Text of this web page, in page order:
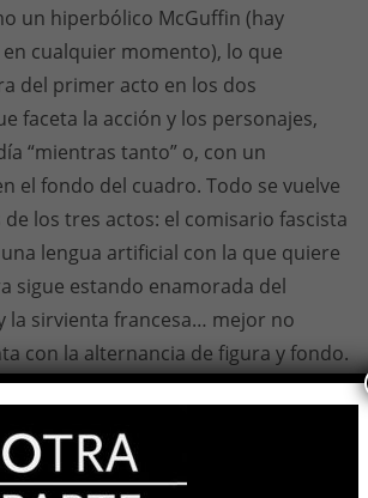
un hiperbólico McGuffin (hay
cualquier momento), lo que
del primer acto en los dos
faceta la acción y los personajes,
“mientras tanto” o, con un
el fondo del cuadro. Todo se vuelve
los tres actos: el comisario fascista
lengua artificial con la que quiere
sigue estando enamorada del
la sirvienta francesa… mejor no
con la alternancia de figura y fondo.
del relato y volver atrás en el
proyectado sobre la casa del
el espacio del teatro se expanda en
es sucesivo y no hay texto que